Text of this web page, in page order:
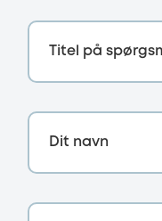
Titel på
Dit navn